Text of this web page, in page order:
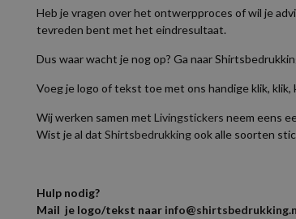
Heb je vragen over het ontwerpproces of wil je
tevreden bent met het eindresultaat.
Dus waar wacht je nog op? Ga naar
Voeg je logo of tekst toe met ons handige klik,
Wij werken samen met Livingstickers neem eens
Wist je al dat Shirtsbedrukkingook alle soorten
Hulp nodig?
Mail je logo/tekst naar